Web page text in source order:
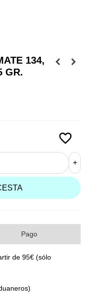
134,
GR.
favorite_border
+
Pago
de 95€ (sólo